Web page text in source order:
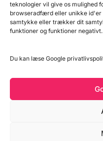
teknologier vil give os mulighed
browseradfærd eller unikke id'er
samtykke eller trækker dit
funktioner og funktioner negativt.
Du kan læse Google